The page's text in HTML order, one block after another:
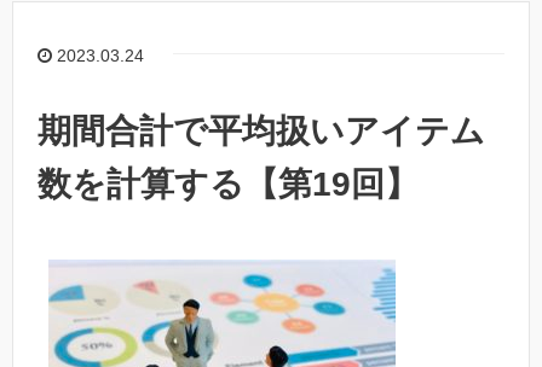
2023.03.24
期間合計で平均扱いアイテム
数を計算する【第19回】